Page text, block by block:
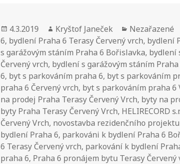
Publikováno:
4.3.2019 Autor:
Kryštof Janeček Rubriky:
Nezařazené
6, bydlení Praha 6 Terasy Červený vrch, bydlení
s garážovým stáním Praha 6 Bořislavka, bydlení
Červený vrch, bydlení s garážovým stáním Praha
6, byt s parkováním praha 6, byt s parkováním
praha 6 Červený vrch, byt s parkováním praha 6
na prodej Praha Terasy Červený Vrch, byty na
byty Praha Terasy Červený Vrch, HELIRECORD
Červený Vrch, novostavba rezidenčního
bydlení Praha 6, parkováni k bydlení Praha 6
6 Terasy Červený vrch, parkování k bydlení
praha 6, Praha 6 pronájem bytu Terasy Červený